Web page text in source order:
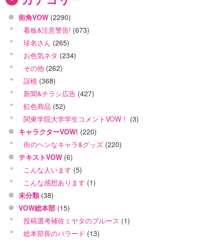
街角VOW (2290)
看板&注意警告! (673)
珍名さん (265)
お色気ネタ (234)
その他 (262)
誤植 (368)
新聞&チラシ広告 (427)
虹色商品 (52)
関東学院大学学生コメントVOW！ (3)
キャラクターVOW! (220)
街のヘンなキャラ&グッズ (220)
テキストVOW (6)
こんな人います (5)
こんな感想あります (1)
未分類 (38)
VOW総本部 (15)
投稿選考補佐ミヤタのブルース (1)
総本部長のバラード (13)